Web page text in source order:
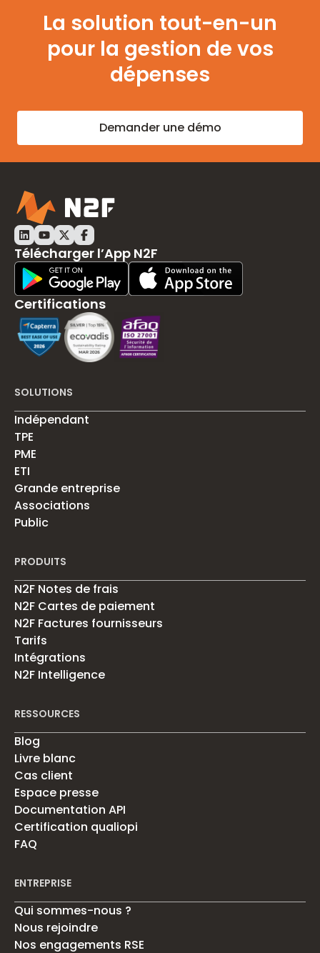
La solution tout-en-un
pour la gestion de vos
dépenses
Demander une démo
LinkedIn N2F
Youtube N2F
Twitter N2F
Facebook N2F
Télécharger l’App N2F
Play Store DownloadApp Store Download
Certifications
SOLUTIONS
Indépendant
TPE
PME
ETI
Grande entreprise
Associations
Public
PRODUITS
N2F Notes de frais
N2F Cartes de paiement
N2F Factures fournisseurs
Tarifs
Intégrations
N2F Intelligence
RESSOURCES
Blog
Livre blanc
Cas client
Espace presse
Documentation API
Certification qualiopi
FAQ
ENTREPRISE
Qui sommes-nous ?
Nous rejoindre
Nos engagements RSE